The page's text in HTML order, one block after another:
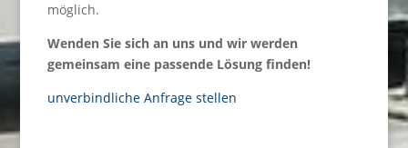
möglich.
Wenden Sie sich an uns und wir werden
gemeinsam eine passende Lösung finden!
unverbindliche Anfrage stellen